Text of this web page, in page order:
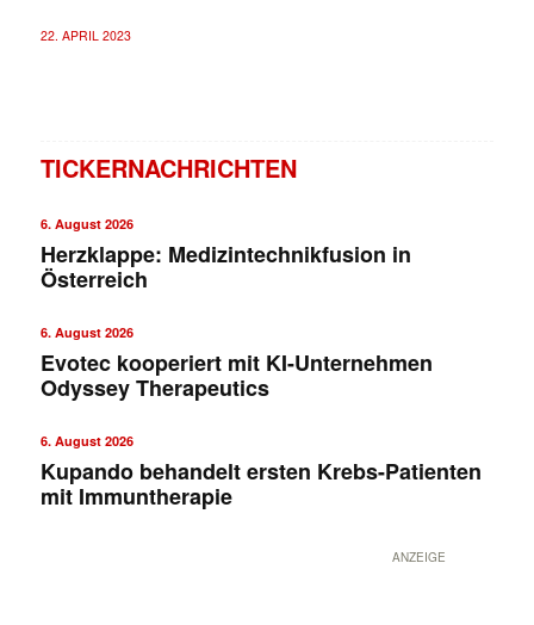
22. APRIL 2023
TICKERNACHRICHTEN
6. August 2026
Herzklappe: Medizintechnikfusion in
Österreich
6. August 2026
Evotec kooperiert mit KI-Unternehmen
Odyssey Therapeutics
6. August 2026
Kupando behandelt ersten Krebs-Patienten
mit Immuntherapie
ANZEIGE